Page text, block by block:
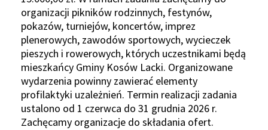
organizacji pikników rodzinnych, festynów,
pokazów, turniejów, koncertów, imprez
plenerowych, zawodów sportowych, wycieczek
pieszych i rowerowych, których uczestnikami będą
mieszkańcy Gminy Kosów Lacki. Organizowane
wydarzenia powinny zawierać elementy
profilaktyki uzależnień. Termin realizacji zadania
ustalono od 1 czerwca do 31 grudnia 2026 r.
Zachęcamy organizacje do składania ofert.